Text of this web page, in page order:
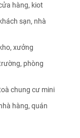
hàng, kiot
sạn, nhà
xưởng
phòng
chung cư mini
hàng, quán